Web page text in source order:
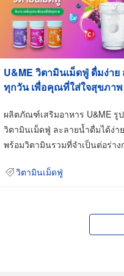
U&ME วิตามินเม็ดฟู่ ดื่มง่า
ทุกวัน เพื่อคุณที่ใส่ใจสุขภาพ
ผลิตภัณฑ์เสริมอาหาร U&ME รู
วิตามินเม็ดฟู่ ละลายน้ำดื่มได้ง่า
พร้อมวิตามินรวมที่จำเป็นต่อร่าง
วิตามินเม็ดฟู่